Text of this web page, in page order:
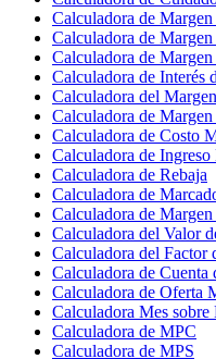
Calculadora de
Calculadora de
Calculadora de Margen
Calculadora de Interés
Calculadora del
Calculadora de
Calculadora de Costo
Calculadora de
Calculadora de Rebaja
Calculadora de
Calculadora de
Calculadora del Valor
Calculadora del Factor
Calculadora de
Calculadora de Oferta
Calculadora Mes sobre
Calculadora de MPC
Calculadora de MPS